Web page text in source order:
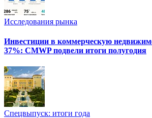
Исследования рынка
Инвестиции в коммерческую
37%: CMWP подвели итоги полугодия
Спецвыпуск: итоги года